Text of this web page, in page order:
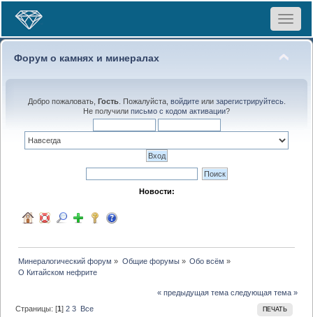
Toggle
Форум о камнях и минералах
Добро пожаловать, Гость. Пожалуйста, войдитеили зарегистрируйтесь.
Не получили письмо с кодом активации?
Новости:
Минералогический форум » Общие форумы» Обо всём »
О Китайском нефрите
« предыдущая тема следующая тема »
ПЕЧАТЬ
Страницы: [1]2 3 Все